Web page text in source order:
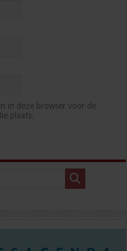
in deze browser voor de
plaats.